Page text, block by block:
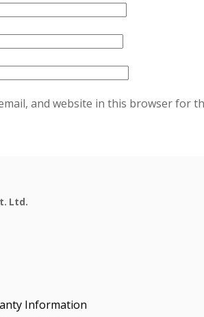
and website in this browser for
Ltd.
Information